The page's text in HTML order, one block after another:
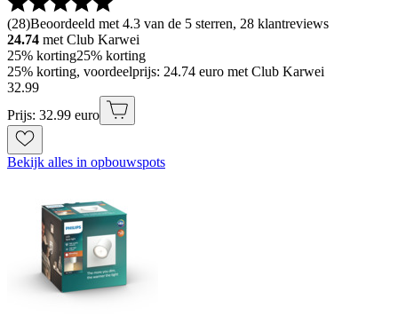
(28)Beoordeeld met 4.3 van de 5 sterren, 28 klantreviews
24.74 met Club Karwei
25% korting25% korting
25% korting, voordeelprijs: 24.74 euro met Club Karwei
32.99
Prijs: 32.99 euro
Bekijk alles in opbouwspots